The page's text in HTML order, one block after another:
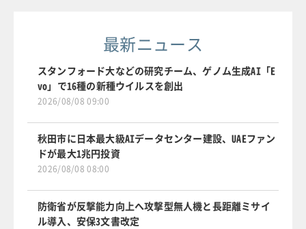
最新ニュース
スタンフォード大などの研究チーム、ゲノム生成AI「E
vo」で16種の新種ウイルスを創出
2026/08/08 09:00
秋田市に日本最大級AIデータセンター建設、UAEファン
ドが最大1兆円投資
2026/08/08 08:00
防衛省が反撃能力向上へ攻撃型無人機と長距離ミサイ
ル導入、安保3文書改定